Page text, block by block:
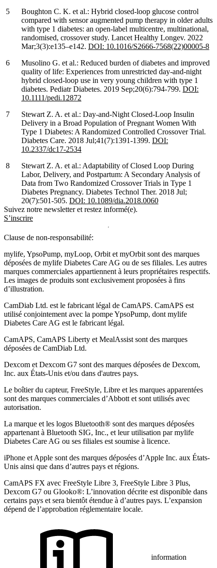
Boughton C. K. et al.: Hybrid closed-loop glucose control
compared with sensor augmented pump therapy in older adults
with type 1 diabetes: an open-label multicentre, multinational,
randomised, crossover study. Lancet Healthy Longev. 2022
Mar;3(3):e135–e142. DOI: 10.1016/S2666-7568(22)00005-8
Musolino G. et al.: Reduced burden of diabetes and improved
quality of life: Experiences from unrestricted day-and-night
hybrid closed-loop use in very young children with type 1
diabetes. Pediatr Diabetes. 2019 Sep;20(6):794-799. DOI:
10.1111/pedi.12872
Stewart Z. A. et al.: Day-and-Night Closed-Loop Insulin
Delivery in a Broad Population of Pregnant Women With
Type 1 Diabetes: A Randomized Controlled Crossover Trial.
Diabetes Care. 2018 Jul;41(7):1391-1399. DOI:
10.2337/dc17-2534
Stewart Z. A. et al.: Adaptability of Closed Loop During
Labor, Delivery, and Postpartum: A Secondary Analysis of
Data from Two Randomized Crossover Trials in Type 1
Diabetes Pregnancy. Diabetes Technol Ther. 2018 Jul;
20(7):501-505. DOI: 10.1089/dia.2018.0060
Suivez notre newsletter et restez informé(e).
S’inscrire
Clause de non-responsabilité:
mylife, YpsoPump, myLoop, Orbit et myOrbit sont des marques
déposées de mylife Diabetes Care AG ou de ses filiales. Les autres
marques commerciales appartiennent à leurs propriétaires respectifs.
Les images de produits sont exclusivement proposées à fins
d’illustration.
CamDiab Ltd. est le fabricant légal de CamAPS. CamAPS est
utilisé conjointement avec la pompe YpsoPump, dont mylife
Diabetes Care AG est le fabricant légal.
CamAPS, CamAPS Liberty et MealAssist sont des marques
déposées de CamDiab Ltd.
Dexcom et Dexcom G7 sont des marques déposées de Dexcom,
Inc. aux États-Unis et/ou dans d'autres pays.
Le boîtier du capteur, FreeStyle, Libre et les marques apparentées
sont des marques commerciales d’Abbott et sont utilisés avec
autorisation.
La marque et les logos Bluetooth® sont des marques déposées
appartenant à Bluetooth SIG, Inc., et leur utilisation par mylife
Diabetes Care AG ou ses filiales est soumise à licence.
iPhone et Apple sont des marques déposées d’Apple Inc. aux États-
Unis ainsi que dans d’autres pays et régions.
CamAPS FX avec FreeStyle Libre 3, FreeStyle Libre 3 Plus,
Dexcom G7 ou Glooko®: L’innovation décrite est disponible dans
certains pays et sera bientôt étendue à d’autres pays. L’expansion
dépend de l’approbation réglementaire locale.
information